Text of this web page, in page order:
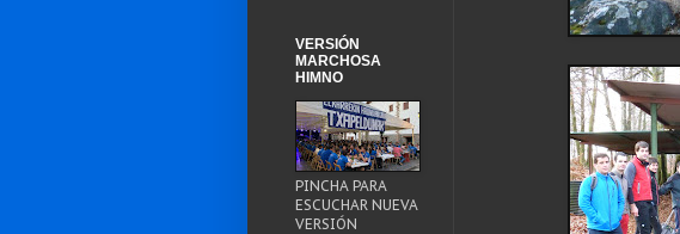
VERSIÓN
MARCHOSA
HIMNO
PINCHA PARA
ESCUCHAR NUEVA
VERSIÓN